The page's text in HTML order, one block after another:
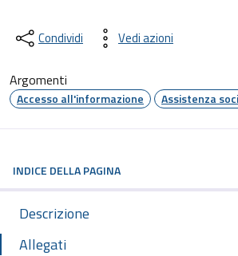
Condividi Vedi azioni
Argomenti
Accesso all'informazione Assistenza
INDICE DELLA PAGINA
Descrizione
Allegati